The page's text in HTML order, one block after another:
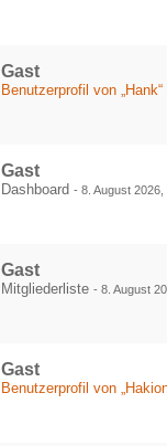
Gast
Benutzerprofil von „Hank“
Gast
Dashboard-8. August 2026,
Gast
Mitgliederliste-8. August
Gast
Benutzerprofil von